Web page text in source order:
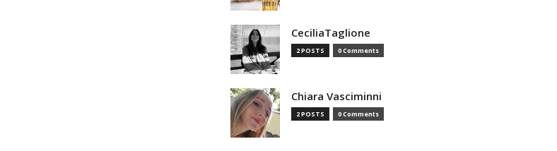
CeciliaTaglione
2 POSTS 0 Comments
Chiara Vasciminni
2 POSTS 0 Comments